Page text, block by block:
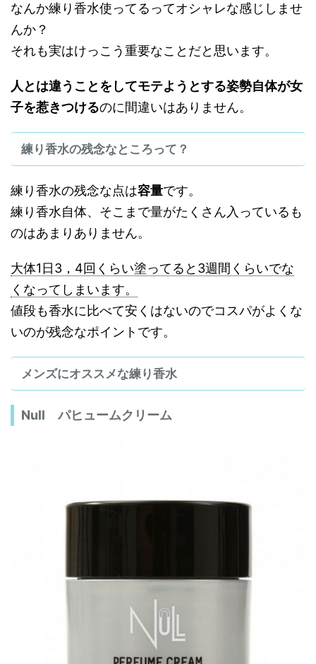
なんか練り香水使ってるってオシャレな感じしませ
んか？
それも実はけっこう重要なことだと思います。
人とは違うことをしてモテようとする姿勢自体が女
子を惹きつけるのに間違いはありません。
練り香水の残念なところって？
練り香水の残念な点は容量です。
練り香水自体、そこまで量がたくさん入っているも
のはあまりありません。
大体1日3，4回くらい塗ってると3週間くらいでな
くなってしまいます。
値段も香水に比べて安くはないのでコスパがよくな
いのが残念なポイントです。
メンズにオススメな練り香水
Null パヒュームクリーム